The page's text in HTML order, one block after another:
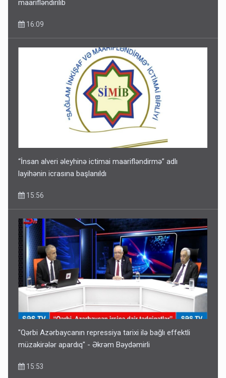
maarifləndirilib
16:09
“İnsan alveri əleyhinə ictimai maarifləndirmə” adlı
layihənin icrasına başlanıldı
15:56
"Qərbi Azərbaycanın repressiya tarixi ilə bağlı effektli
müzakirələr apardıq" - Əkrəm Bəydəmirli
15:53